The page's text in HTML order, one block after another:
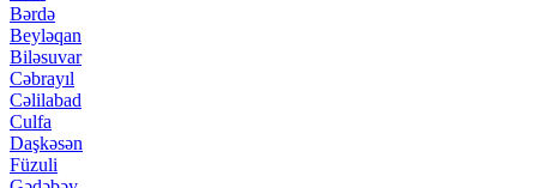
Bərdə
Beyləqan
Biləsuvar
Cəbrayıl
Cəlilabad
Culfa
Daşkəsən
Füzuli